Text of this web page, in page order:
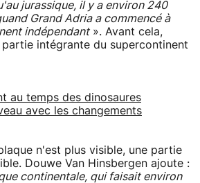
jurassique, il y a environ 240
Grand Adria a commencé à
indépendant». Avant cela,
intégrante du supercontinent
au temps des dinosaures
avec les changements
n'est plus visible, une partie
Douwe Van Hinsbergen ajoute :
continentale, qui faisait environ